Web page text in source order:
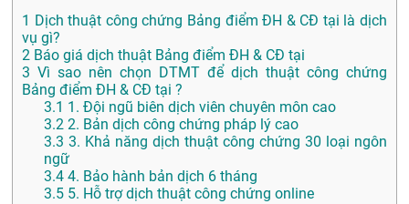
1 Dịch thuật công chứng Bảng điểm ĐH & CĐ tại là dịch
vụ gì?
2 Báo giá dịch thuật Bảng điểm ĐH & CĐ tại
3 Vì sao nên chọn DTMT để dịch thuật công chứng
Bảng điểm ĐH & CĐ tại ?
3.1 1. Đội ngũ biên dịch viên chuyên môn cao
3.2 2. Bản dịch công chứng pháp lý cao
3.3 3. Khả năng dịch thuật công chứng 30 loại ngôn
ngữ
3.4 4. Bảo hành bản dịch 6 tháng
3.5 5. Hỗ trợ dịch thuật công chứng online